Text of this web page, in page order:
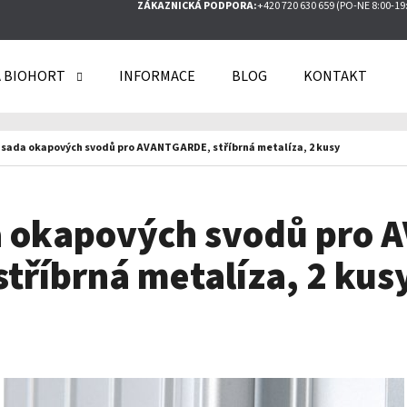
ZÁKAZNICKÁ PODPORA:+420 720 630 659 (PO-NE 8:00-
BIOHORT INFORMACE BLOG KONTAKT
okapových svodů pro AVANTGARDE, stříbrná metalíza, 2 kusy
svodů pro
metalíza, 2
DOPORUČUJEME